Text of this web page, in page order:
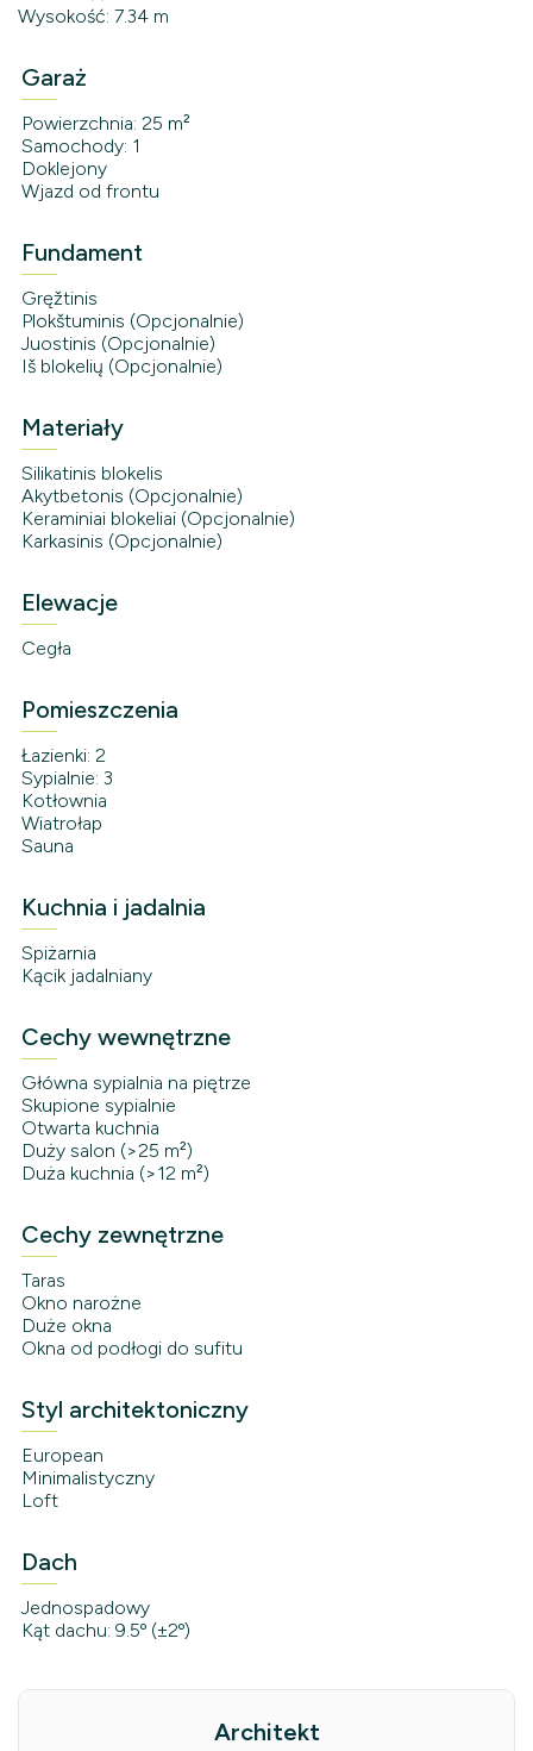
Wysokość: 7.34 m
Garaż
Powierzchnia: 25 m²
Samochody: 1
Doklejony
Wjazd od frontu
Fundament
Gręžtinis
Plokštuminis (Opcjonalnie)
Juostinis (Opcjonalnie)
Iš blokelių (Opcjonalnie)
Materiały
Silikatinis blokelis
Akytbetonis (Opcjonalnie)
Keraminiai blokeliai (Opcjonalnie)
Karkasinis (Opcjonalnie)
Elewacje
Cegła
Pomieszczenia
Łazienki: 2
Sypialnie: 3
Kotłownia
Wiatrołap
Sauna
Kuchnia i jadalnia
Spiżarnia
Kącik jadalniany
Cechy wewnętrzne
Główna sypialnia na piętrze
Skupione sypialnie
Otwarta kuchnia
Duży salon (>25 m²)
Duża kuchnia (>12 m²)
Cechy zewnętrzne
Taras
Okno narożne
Duże okna
Okna od podłogi do sufitu
Styl architektoniczny
European
Minimalistyczny
Loft
Dach
Jednospadowy
Kąt dachu: 9.5º (±2º)
Architekt